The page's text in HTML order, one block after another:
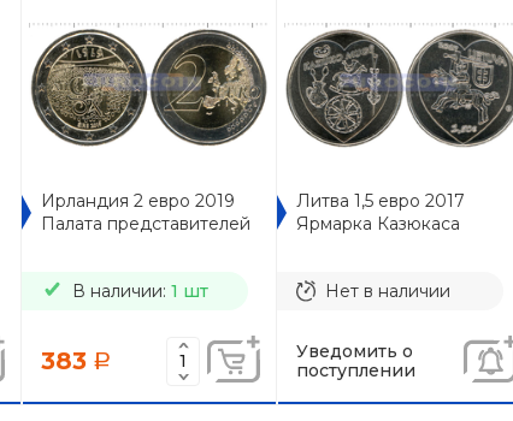
Ирландия 2 евро 2019
Палата представителей
В наличии: 1 шт
383 a
Литва 1,5 евро 2017
Ярмарка Казюкаса
Нет в наличии
Уведомить о
поступлении